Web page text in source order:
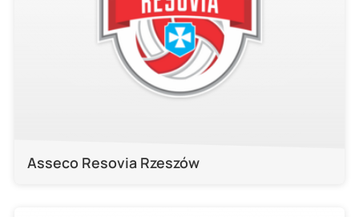
Asseco Resovia Rzeszów